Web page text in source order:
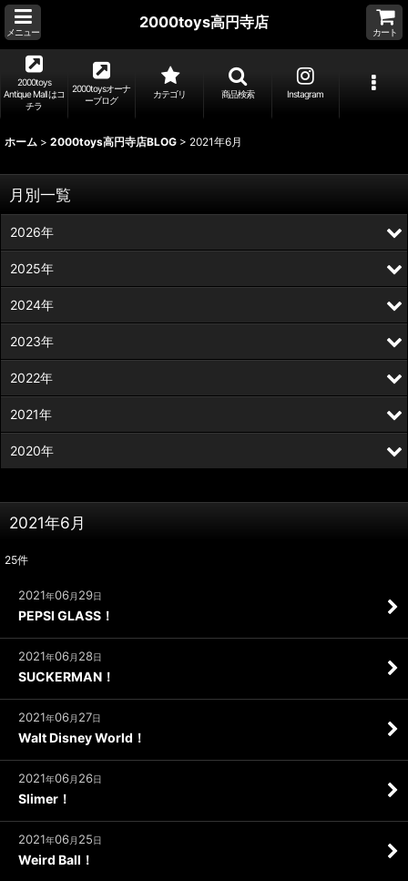
メニュー
2000toys高円寺店
カート
2000toys
Antique Mall はコ
チラ
2000toysオーナ
ーブログ
カテゴリ 商品検索 Instagram
ホーム > 2000toys高円寺店BLOG > 2021年6月
2021年6月
25件
2021年06月 29日
PEPSI GLASS！
2021年06月 28日
SUCKERMAN！
2021年06月 27日
Walt Disney World！
2021年06月 26日
Slimer！
2021年06月 25日
Weird Ball！
月別一覧
2026年
2025年
2024年
2023年
2022年
2021年
2020年